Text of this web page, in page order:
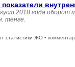
2018 года
тенге.
статистики ЖО •